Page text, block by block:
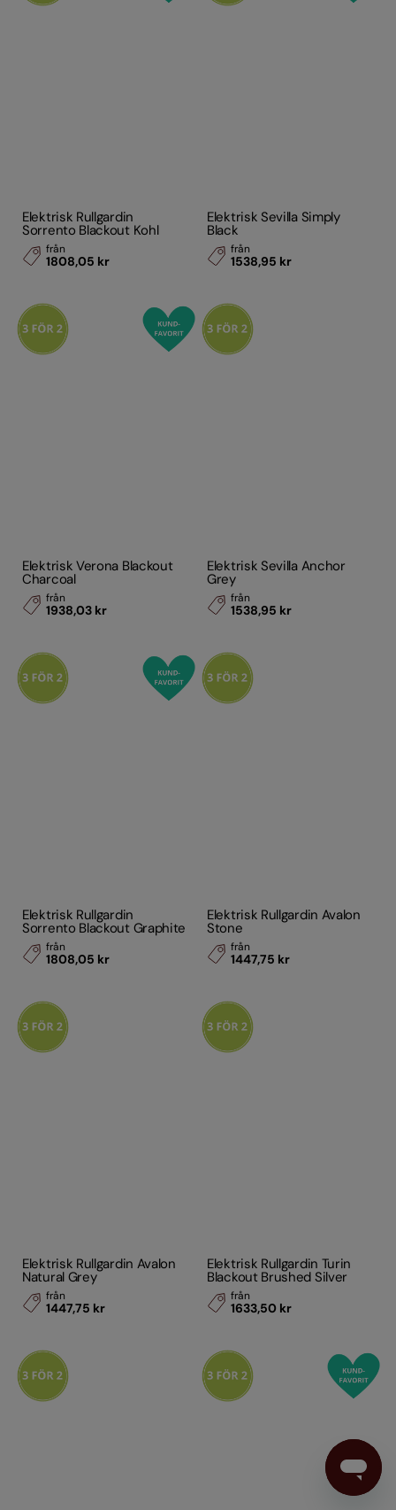
Elektrisk Rullgardin
Sorrento Blackout Kohl
från
1808,05 kr
Elektrisk Sevilla Simply
Black
från
1538,95 kr
Elektrisk Verona Blackout
Charcoal
från
1938,03 kr
Elektrisk Sevilla Anchor
Grey
från
1538,95 kr
Elektrisk Rullgardin
Sorrento Blackout Graphite
från
1808,05 kr
Elektrisk Rullgardin Avalon
Stone
från
1447,75 kr
Elektrisk Rullgardin Avalon
Natural Grey
från
1447,75 kr
Elektrisk Rullgardin Turin
Blackout Brushed Silver
från
1633,50 kr